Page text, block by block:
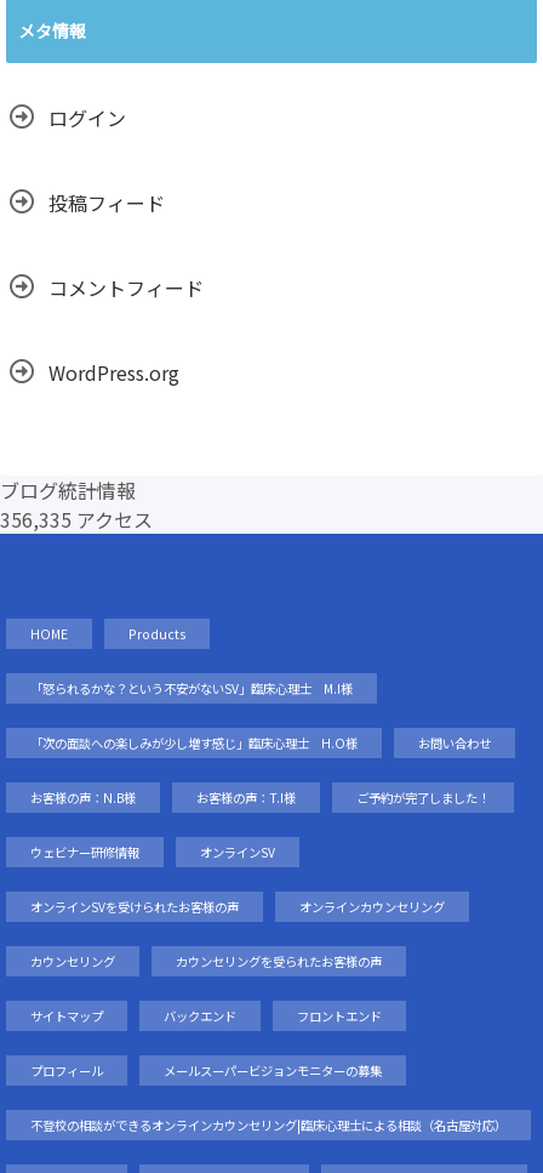
イ
メタ情報
ログイン
投稿フィード
コメントフィード
WordPress.org
ブログ統計情報
356,335 アクセス
HOME Products
「怒られるかな？という不安がないSV」臨床心理士 M.I様
「次の面談への楽しみが少し増す感じ」臨床心理士 H.O様 お問い合わせ
お客様の声：N.B様 お客様の声：T.I様 ご予約が完了しました！
ウェビナー研修情報 オンラインSV
オンラインSVを受けられたお客様の声 オンラインカウンセリング
カウンセリング カウンセリングを受られたお客様の声
サイトマップ バックエンド フロントエンド
プロフィール メールスーパービジョンモニターの募集
不登校の相談ができるオンラインカウンセリング|臨床心理士による相談（名古屋対応）